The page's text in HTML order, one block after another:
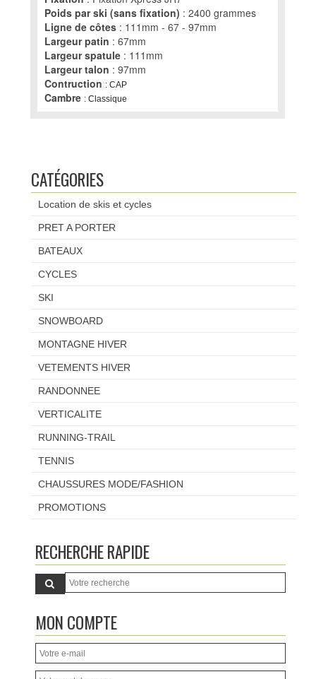
Poids par ski (sans fixation) : 2400 grammes
Ligne de côtes : 111mm - 67 - 97mm
Largeur patin : 67mm
Largeur spatule : 111mm
Largeur talon : 97mm
Contruction : CAP
Cambre : Classique
CATÉGORIES
Location de skis et cycles
PRET A PORTER
BATEAUX
CYCLES
SKI
SNOWBOARD
MONTAGNE HIVER
VETEMENTS HIVER
RANDONNEE
VERTICALITE
RUNNING-TRAIL
TENNIS
CHAUSSURES MODE/FASHION
PROMOTIONS
RECHERCHE RAPIDE
MON COMPTE